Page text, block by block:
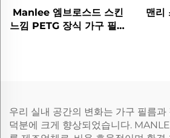
Manlee 엠브로스드 스킨
느낌 PETG 장식 가구 필름
맨리
우리 실내 공간의 변화는 가구 필름
덕분에 크게 향상되었습니다.